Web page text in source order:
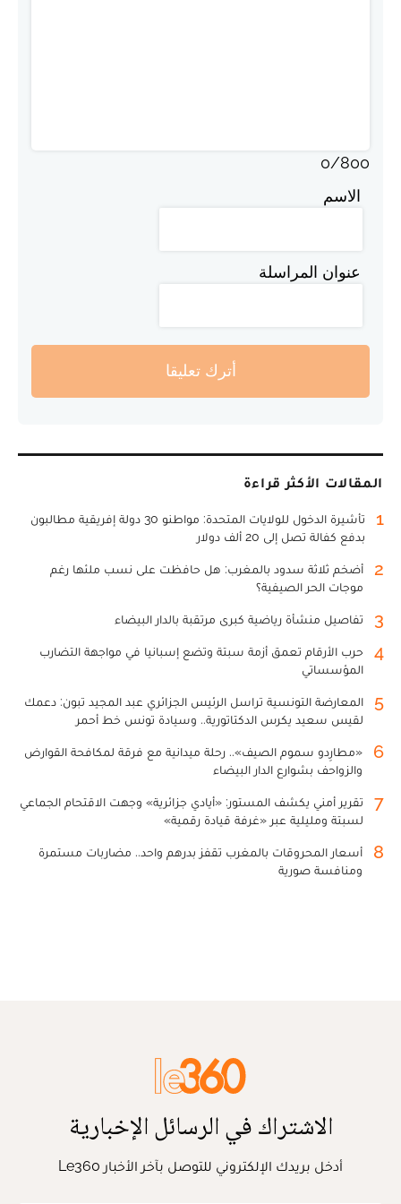
0/800
الاسم
عنوان المراسلة
أترك تعليقا
المقالات الأكثر قراءة
1
تأشيرة الدخول للولايات المتحدة: مواطنو 30 دولة إفريقية مطالبون
بدفع كفالة تصل إلى 20 ألف دولار
2
أضخم ثلاثة سدود بالمغرب: هل حافظت على نسب ملئها رغم
موجات الحر الصيفية؟
3 تفاصيل منشأة رياضية كبرى مرتقبة بالدار البيضاء
4
حرب الأرقام تعمق أزمة سبتة وتضع إسبانيا في مواجهة التضارب
المؤسساتي
5
المعارضة التونسية تراسل الرئيس الجزائري عبد المجيد تبون: دعمك
لقيس سعيد يكرس الدكتاتورية.. وسيادة تونس خط أحمر
6
«مطارِدو سموم الصيف».. رحلة ميدانية مع فرقة لمكافحة القوارض
والزواحف بشوارع الدار البيضاء
7
تقرير أمني يكشف المستور: «أيادي جزائرية» وجهت الاقتحام الجماعي
لسبتة ومليلية عبر «غرفة قيادة رقمية»
8
أسعار المحروقات بالمغرب تقفز بدرهم واحد.. مضاربات مستمرة
ومنافسة صورية
الاشتراك في الرسائل الإخبارية
أدخل بريدك الإلكتروني للتوصل بآخر الأخبار Le360